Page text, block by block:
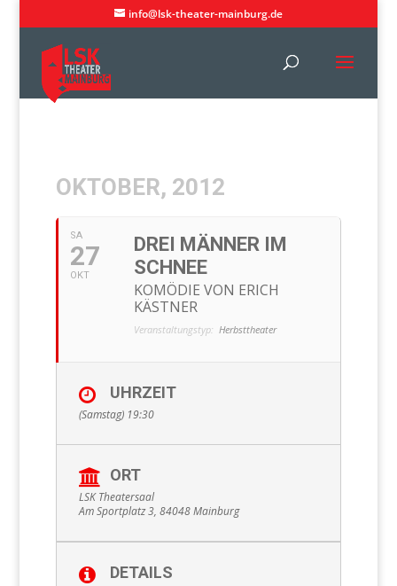
info@lsk-theater-mainburg.de
OKTOBER, 2012
SA
27
OKT
DREI MÄNNER IM
SCHNEE
KOMÖDIE VON ERICH
KÄSTNER
Veranstaltungstyp: Herbsttheater
UHRZEIT
(Samstag) 19:30
ORT
LSK Theatersaal
Am Sportplatz 3, 84048 Mainburg
DETAILS